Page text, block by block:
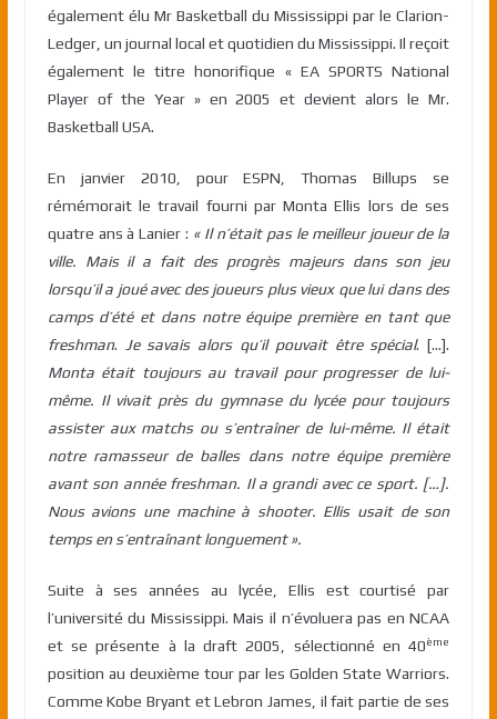
également élu Mr Basketball du Mississippi par le Clarion-
Ledger, un journal local et quotidien du Mississippi. Il reçoit
également le titre honorifique « EA SPORTS National
Player of the Year » en 2005 et devient alors le Mr.
Basketball USA.
En janvier 2010, pour ESPN, Thomas Billups se
rémémorait le travail fourni par Monta Ellis lors de ses
quatre ans à Lanier : « Il n’était pas le meilleur joueur de la
ville. Mais il a fait des progrès majeurs dans son jeu
lorsqu’il a joué avec des joueurs plus vieux que lui dans des
camps d’été et dans notre équipe première en tant que
freshman. Je savais alors qu’il pouvait être spécial. […].
Monta était toujours au travail pour progresser de lui-
même. Il vivait près du gymnase du lycée pour toujours
assister aux matchs ou s’entraîner de lui-même. Il était
notre ramasseur de balles dans notre équipe première
avant son année freshman. Il a grandi avec ce sport. […].
Nous avions une machine à shooter. Ellis usait de son
temps en s’entraînant longuement ».
Suite à ses années au lycée, Ellis est courtisé par
l’université du Mississippi. Mais il n’évoluera pas en NCAA
et se présente à la draft 2005, sélectionné en 40ème
position au deuxième tour par les Golden State Warriors.
Comme Kobe Bryant et Lebron James, il fait partie de ses